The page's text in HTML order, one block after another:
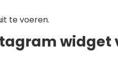
te voeren.
widget